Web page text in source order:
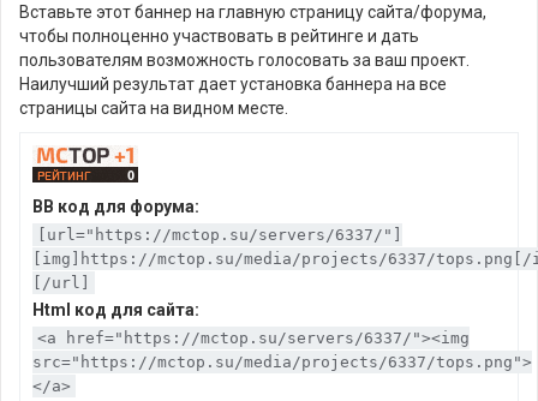
Вставьте этот баннер на главную страницу сайта/форума,
чтобы полноценно участвовать в рейтинге и дать
пользователям возможность голосовать за ваш проект.
Наилучший результат дает установка баннера на все
страницы сайта на видном месте.
BB код для форума:
[url="https://mctop.su/servers/6337/"]
[img]https://mctop.su/media/projects/6337/tops.png[/
[/url]
Html код для сайта:
<a href="https://mctop.su/servers/6337/"><img
src="https://mctop.su/media/projects/6337/tops.png">
</a>